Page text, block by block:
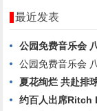
最近发表
公园免费音乐会
公园免费音乐会
夏花绚烂 共赴排
约百人出席